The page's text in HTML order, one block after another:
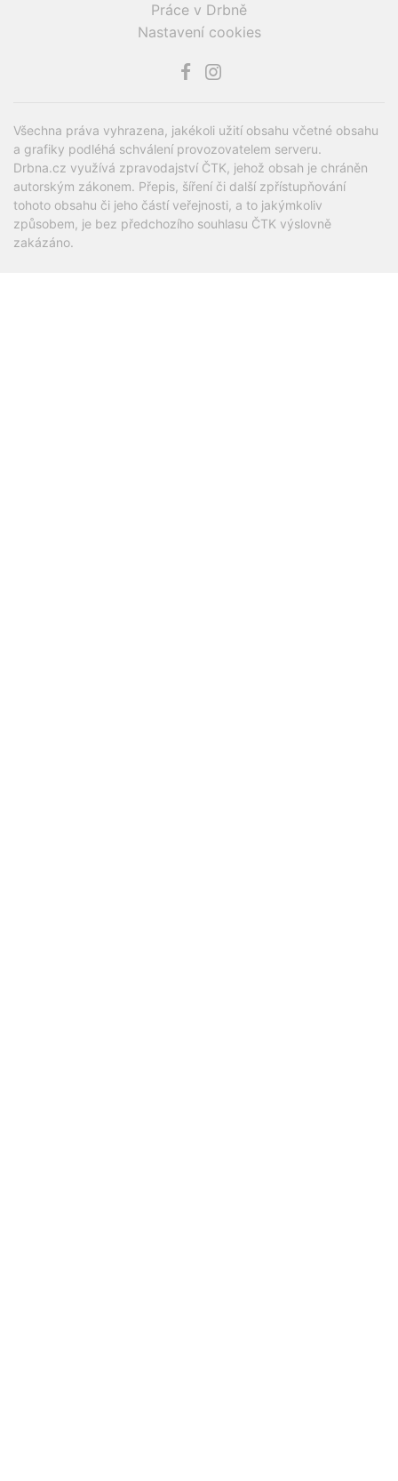
Práce v Drbně
Nastavení cookies
Všechna práva vyhrazena, jakékoli užití obsahu včetné obsahu
a grafiky podléhá schválení provozovatelem serveru.
Drbna.cz využívá zpravodajství ČTK, jehož obsah je chráněn
autorským zákonem. Přepis, šíření či další zpřístupňování
tohoto obsahu či jeho částí veřejnosti, a to jakýmkoliv
způsobem, je bez předchozího souhlasu ČTK výslovně
zakázáno.